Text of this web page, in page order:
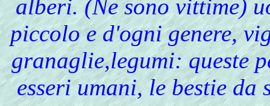
alberi. (Ne sono vittime)
piccolo e d'ogni genere,
granaglie,legumi: queste
esseri umani, le bestie da